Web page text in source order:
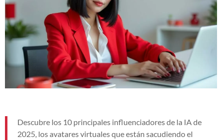
Descubre los 10 principales influenciadores de la IA de
2025, los avatares virtuales que están sacudiendo el